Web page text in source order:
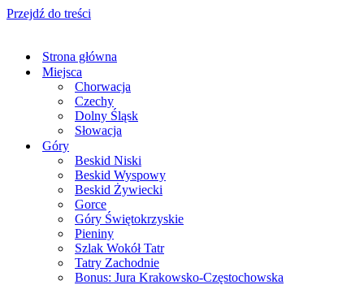
Przejdź do treści
Strona główna
Miejsca
Chorwacja
Czechy
Dolny Śląsk
Słowacja
Góry
Beskid Niski
Beskid Wyspowy
Beskid Żywiecki
Gorce
Góry Świętokrzyskie
Pieniny
Szlak Wokół Tatr
Tatry Zachodnie
Bonus: Jura Krakowsko-Częstochowska